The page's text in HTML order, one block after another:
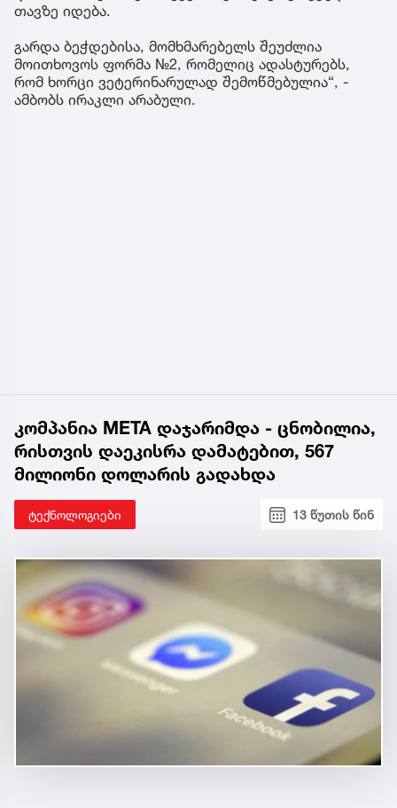
თავზე იდება.
გარდა ბეჭდებისა, მომხმარებელს შეუძლია
მოითხოვოს ფორმა №2, რომელიც ადასტურებს,
რომ ხორცი ვეტერინარულად შემოწმებულია“, -
ამბობს ირაკლი არაბული.
კომპანია META დაჯარიმდა - ცნობილია,
რისთვის დაეკისრა დამატებით, 567
მილიონი დოლარის გადახდა
ტექნოლოგიები 13 წუთის წინ